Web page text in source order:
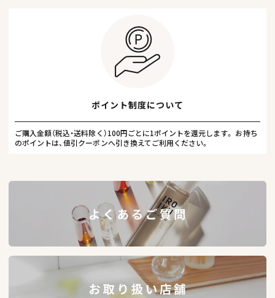
ポイント制度について
ご購入金額（税込・送料除く）100円ごとに1ポイントを還元します。 お持ち
のポイントは、値引クーポンへ引き換えてご利用ください。